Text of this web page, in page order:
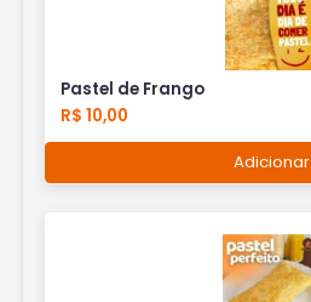
Pastel de Frango
R$ 10,00
Adicionar